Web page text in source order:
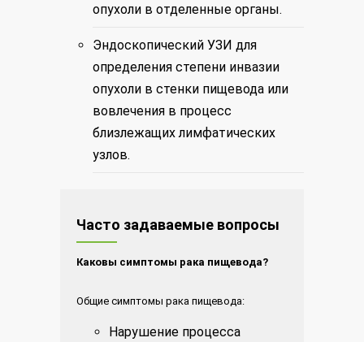
опухоли в отделенные органы.
Эндоскопический УЗИ для
определения степени инвазии
опухоли в стенки пищевода или
вовлечения в процесс
близлежащих лимфатических
узлов.
Часто задаваемые вопросы
Каковы симптомы рака пищевода?
Общие симптомы рака пищевода:
Нарушение процесса